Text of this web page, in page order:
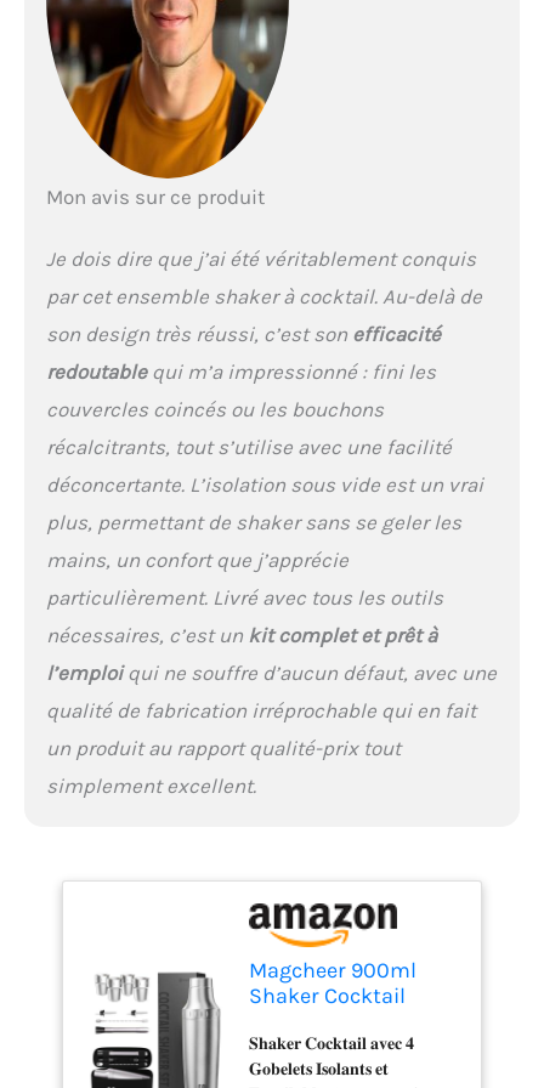
moment, où que vous
soyez. 𝐒𝐡𝐚𝐤𝐞𝐫 𝐂𝐨𝐜𝐤𝐭𝐚𝐢𝐥
𝐀𝐧𝐭𝐢𝐠𝐞𝐥–𝐆𝐚𝐫𝐝𝐞 𝐕𝐨𝐬 𝐌𝐚𝐢𝐧𝐬 𝐚𝐮
𝐒𝐞𝐜 Le shaker cocktail
Magcheer est doté d'une
double paroi isolée sous
boissons au frais tout en
confortables.
Contrairement aux
ci empêche la formation
de condensation. Son
jointure rend le nettoyage
facile – il est même lavable
commodité absolue.
𝐒𝐡𝐚𝐤𝐞𝐫 𝐂𝐨𝐜𝐤𝐭𝐚𝐢𝐥 𝐚𝐯𝐞𝐜 𝐕𝐞𝐫𝐫𝐞
cocktail est pourvu de
marquages de mesure
intégrés, avec des échelles
précises allant de ½ oz (15
ml) à 9 oz (270 ml). Le verre
doseur intégré vous
permet de préparer jusqu'à
trois boissons lisses à la
impuretés pour un goût
𝐥𝐚 𝐅ê𝐭𝐞 𝐚𝐯𝐞𝐜 𝐍𝐨𝐭𝐫𝐞 𝐂𝐨𝐜𝐤𝐭𝐚𝐢𝐥
𝐊𝐢𝐭 Le set inclut tout le
nécessaire—un shaker
cocktail de 900ml (avec
Verre Doseur intégré), une
cuillère à bar, un pilon
verseurs. De plus, il est
livré avec une pochette de
Mon avis sur ce produit
Je dois dire que j’ai été véritablement conquis
par cet ensemble shaker à cocktail. Au-delà de
son design très réussi, c’est son efficacité
redoutablequi m’a impressionné : fini les
couvercles coincés ou les bouchons
récalcitrants, tout s’utilise avec une facilité
déconcertante. L’isolation sous vide est un vrai
plus, permettant de shaker sans se geler les
mains, un confort que j’apprécie
particulièrement. Livré avec tous les outils
nécessaires, c’est un kit complet et prêt à
l’emploiqui ne souffre d’aucun défaut, avec une
qualité de fabrication irréprochable qui en fait
un produit au rapport qualité-prix tout
simplement excellent.
Magcheer 900ml
Shaker Cocktail
Professionnel avec
Tasse Empilable 4
𝐒𝐡𝐚𝐤𝐞𝐫 𝐂𝐨𝐜𝐤𝐭𝐚𝐢𝐥 𝐚𝐯𝐞𝐜 𝟒
𝐆𝐨𝐛𝐞𝐥𝐞𝐭𝐬 𝐈𝐬𝐨𝐥𝐚𝐧𝐭𝐬 𝐞𝐭